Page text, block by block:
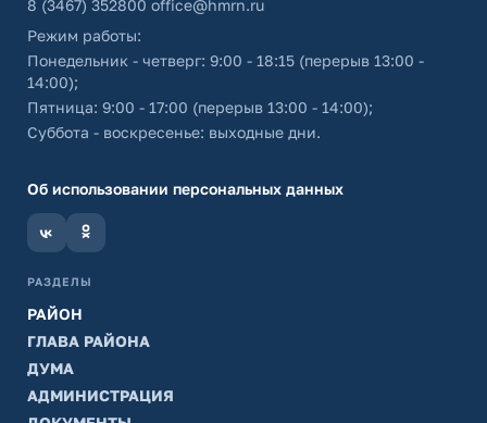
8 (3467) 352800 office@hmrn.ru
Режим работы:
Понедельник - четверг: 9:00 - 18:15 (перерыв 13:00 -
14:00);
Пятница: 9:00 - 17:00 (перерыв 13:00 - 14:00);
Суббота - воскресенье: выходные дни.
Об использовании персональных данных
РАЗДЕЛЫ
РАЙОН
ГЛАВА РАЙОНА
ДУМА
АДМИНИСТРАЦИЯ